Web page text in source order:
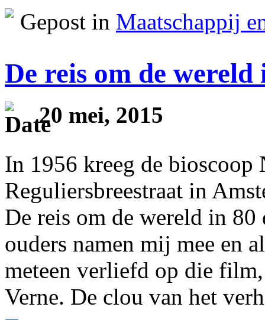
Delen
Gepost in Maatschappij
De reis om de wereld
20 mei, 2015
In 1956 kreeg de bioscoop
Reguliersbreestraat in
De reis om de wereld in
ouders namen mij mee en
meteen verliefd op die
Verne. De clou van het